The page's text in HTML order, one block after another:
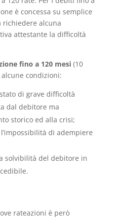
è concessa su semplice
richiedere alcuna
attestante la difficoltà
fino a 120 mesi(10
condizioni:
di grave difficoltà
dal debitore ma
storico ed alla crisi;
di adempiere
solvibilità del debitore in
rateazioni è però